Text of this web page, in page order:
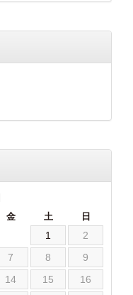
金 土 日
1
2
7 8
9
14 15
16